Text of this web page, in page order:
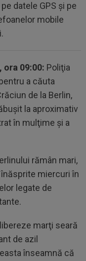
datele GPS şi pe
mobile
ora 09:00: Poliţia
a căuta
de la Berlin,
la aproximativ
în mulţime şi a
rămân mari,
miercuri în
legate de
marţi seară
de azil
înseamnă că